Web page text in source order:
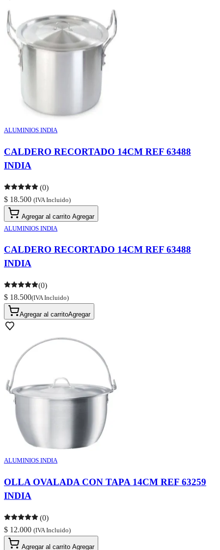
ALUMINIOS INDIA
CALDERO RECORTADO 14CM REF 63488
INDIA
(0)
$ 18.500 (IVA Incluido)
Agregar al carrito Agregar
ALUMINIOS INDIA
CALDERO RECORTADO 14CM REF 63488
INDIA
(0)
$ 18.500(IVA Incluido)
Agregar al carritoAgregar
ALUMINIOS INDIA
OLLA OVALADA CON TAPA 14CM REF 63259
INDIA
(0)
$ 12.000 (IVA Incluido)
Agregar al carrito Agregar